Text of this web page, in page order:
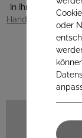
In Ihrem
Handcremen
,
oder